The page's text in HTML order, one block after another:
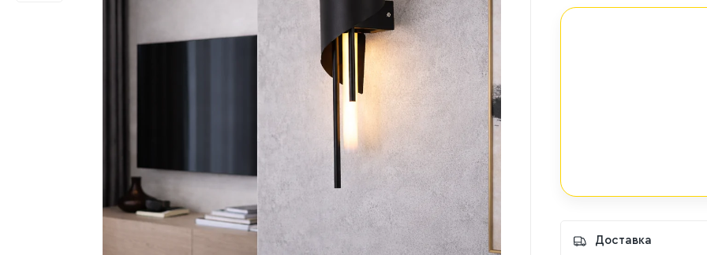
Доставка